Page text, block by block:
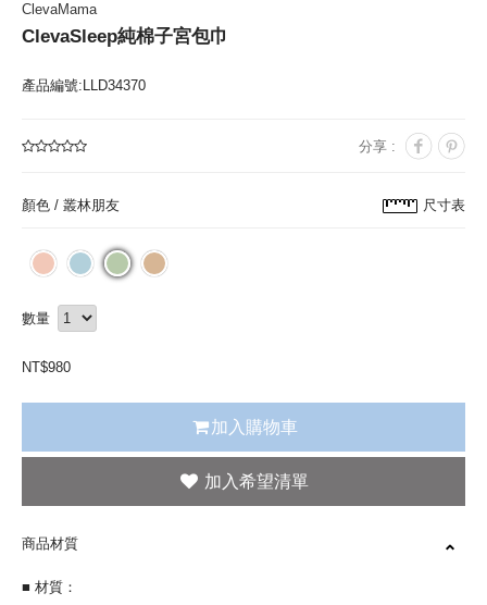
ClevaMama
ClevaSleep純棉子宮包巾
產品編號:LLD34370
分享 :
顏色 / 叢林朋友 尺寸表
數量
NT$980
加入購物車
商品材質
■ 材質：